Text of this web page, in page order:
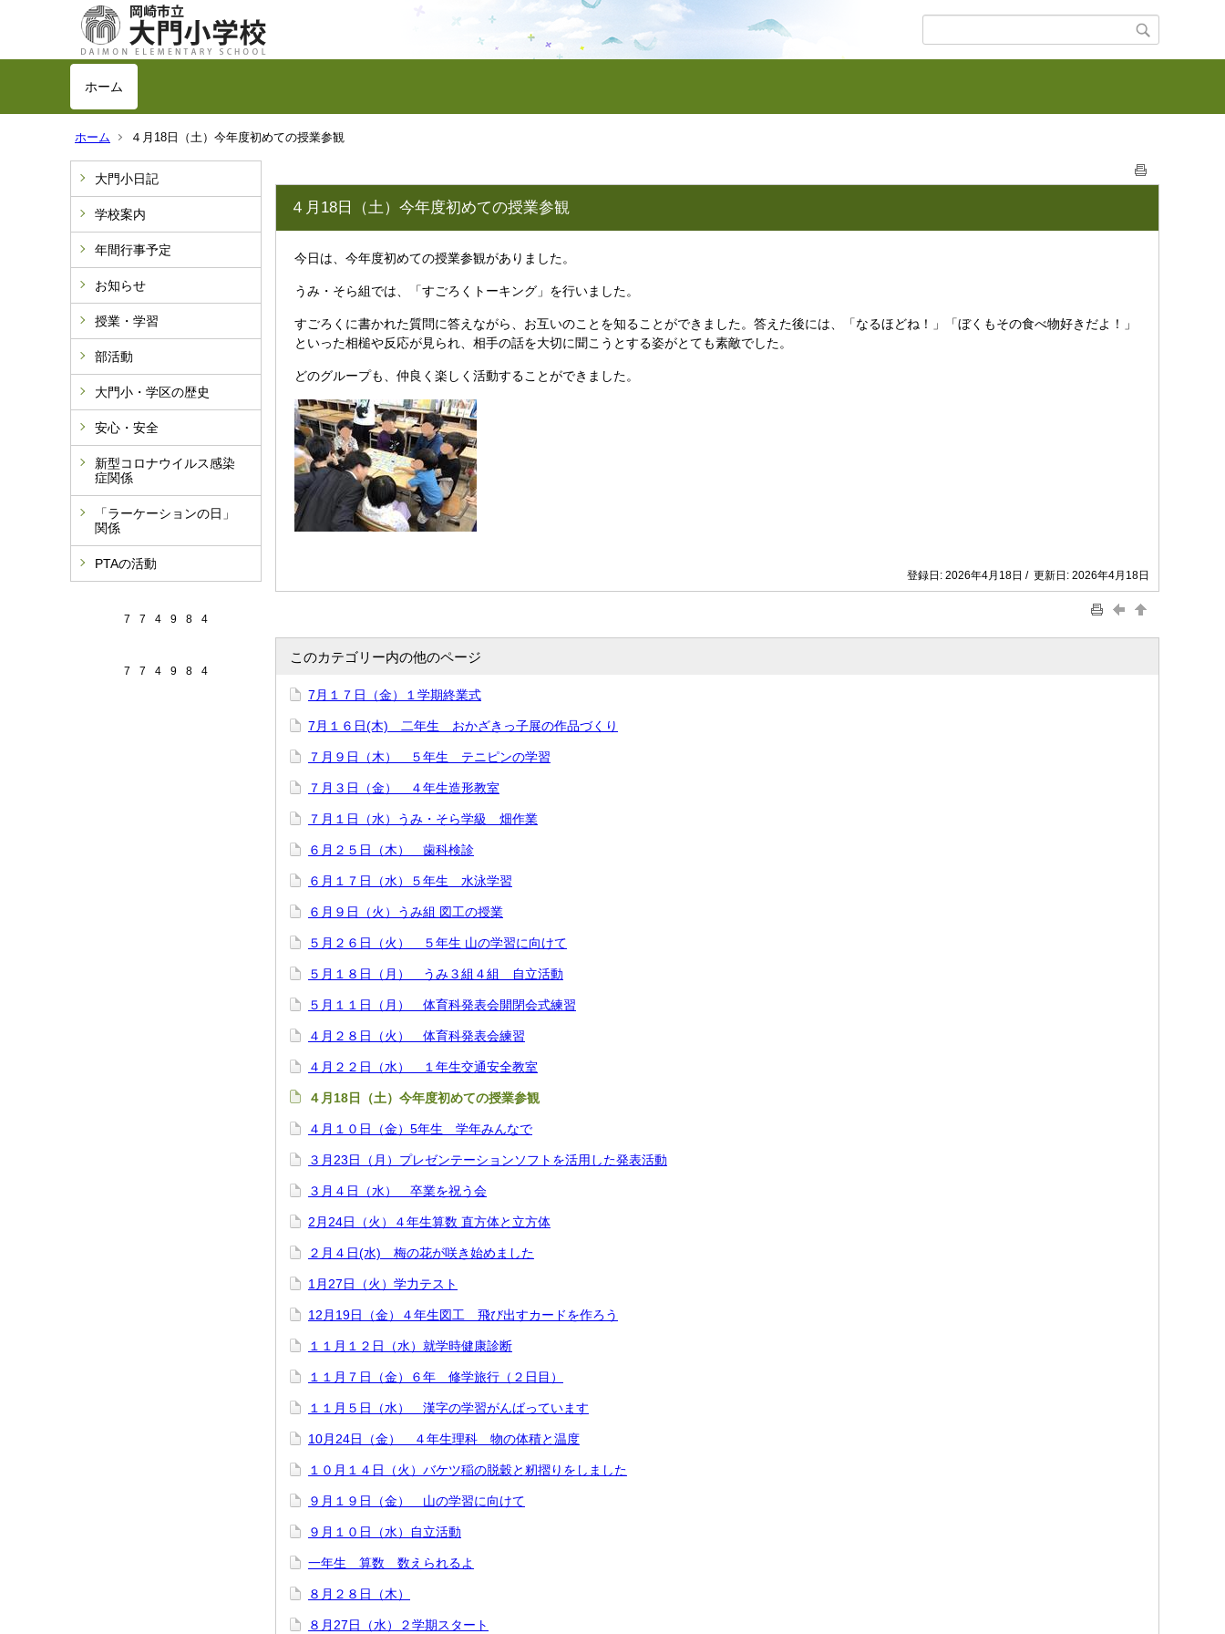
ホーム
ホーム ４月18日（土）今年度初めての授業参観
大門小日記
学校案内
年間行事予定
お知らせ
授業・学習
部活動
大門小・学区の歴史
安心・安全
新型コロナウイルス感染
症関係
「ラーケーションの日」
関係
PTAの活動
7 7 4 9 8 4
7 7 4 9 8 4
４月18日（土）今年度初めての授業参観
今日は、今年度初めての授業参観がありました。
うみ・そら組では、「すごろくトーキング」を行いました。
すごろくに書かれた質問に答えながら、お互いのことを知ることができました。答えた後には、「なるほどね！」「ぼくもその食べ物好きだよ！」
といった相槌や反応が見られ、相手の話を大切に聞こうとする姿がとても素敵でした。
どのグループも、仲良く楽しく活動することができました。
登録日: 2026年4月18日 / 更新日: 2026年4月18日
このカテゴリー内の他のページ
7月１７日（金）１学期終業式
7月１６日(木) 二年生 おかざきっ子展の作品づくり
７月９日（木） ５年生 テニピンの学習
７月３日（金） ４年生造形教室
７月１日（水）うみ・そら学級 畑作業
６月２５日（木） 歯科検診
６月１７日（水）５年生 水泳学習
６月９日（火）うみ組 図工の授業
５月２６日（火） ５年生 山の学習に向けて
５月１８日（月） うみ３組４組 自立活動
５月１１日（月） 体育科発表会開閉会式練習
４月２８日（火） 体育科発表会練習
４月２２日（水） １年生交通安全教室
４月18日（土）今年度初めての授業参観
４月１０日（金）5年生 学年みんなで
３月23日（月）プレゼンテーションソフトを活用した発表活動
３月４日（水） 卒業を祝う会
2月24日（火）４年生算数 直方体と立方体
２月４日(水) 梅の花が咲き始めました
1月27日（火）学力テスト
12月19日（金）４年生図工 飛び出すカードを作ろう
１１月１２日（水）就学時健康診断
１１月７日（金）６年 修学旅行（２日目）
１１月５日（水） 漢字の学習がんばっています
10月24日（金） ４年生理科 物の体積と温度
１０月１４日（火）バケツ稲の脱穀と籾摺りをしました
９月１９日（金） 山の学習に向けて
９月１０日（水）自立活動
一年生 算数 数えられるよ
８月２８日（木）
８月27日（水）２学期スタート